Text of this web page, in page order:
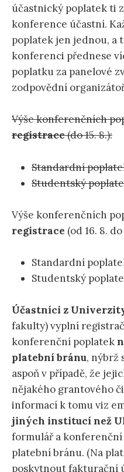
účastnický poplatek ti
konference účastní.
poplatek jen jednou, a
konferenci přednese
poplatku za panelové
zodpovědní
Výše konferenčních
registrace(do 15. 8.):
Standardní
Studentský
Výše konferenčních
registrace (od 16. 8. do
Standardní
Studentský
Účastníci z
fakulty) vyplní
konferenční poplatek
platební bránu, nýbrž
aspoň v případě, že
nějakého grantového
informací k tomu viz
jiných institucí než
formulář a
platební bránu. (Na
poskytnout fakturační